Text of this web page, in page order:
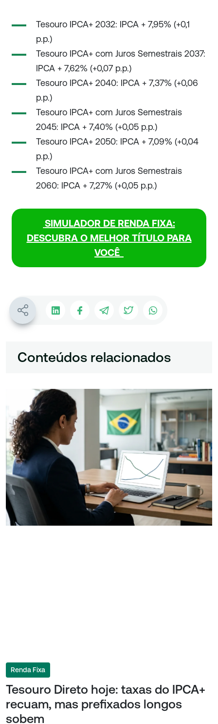
Tesouro IPCA+ 2032: IPCA + 7,95% (+0,1
p.p.)
Tesouro IPCA+ com Juros Semestrais 2037:
IPCA + 7,62% (+0,07 p.p.)
Tesouro IPCA+ 2040: IPCA + 7,37% (+0,06
p.p.)
Tesouro IPCA+ com Juros Semestrais
2045: IPCA + 7,40% (+0,05 p.p.)
Tesouro IPCA+ 2050: IPCA + 7,09% (+0,04
p.p.)
Tesouro IPCA+ com Juros Semestrais
2060: IPCA + 7,27% (+0,05 p.p.)
SIMULADOR DE RENDA FIXA:
DESCUBRA O MELHOR TÍTULO PARA
VOCÊ
Conteúdos relacionados
Renda Fixa
Tesouro Direto hoje: taxas do IPCA+
recuam, mas prefixados longos
sobem